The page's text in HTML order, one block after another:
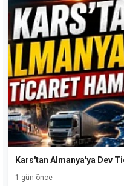
Kars'tan Almanya'ya Dev
1 gün önce